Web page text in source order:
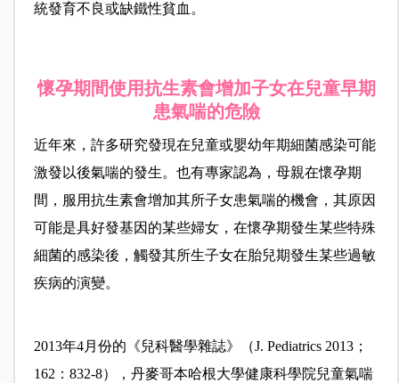
統發育不良或缺鐵性貧血。
懷孕期間使用抗生素會增加子女在兒童早期
患氣喘的危險
近年來，許多研究發現在兒童或嬰幼年期細菌感染可能
激發以後氣喘的發生。也有專家認為，母親在懷孕期
間，服用抗生素會增加其所子女患氣喘的機會，其原因
可能是具好發基因的某些婦女，在懷孕期發生某些特殊
細菌的感染後，觸發其所生子女在胎兒期發生某些過敏
疾病的演變。
2013年4月份的《兒科醫學雜誌》（J. Pediatrics 2013；
162：832-8），丹麥哥本哈根大學健康科學院兒童氣喘